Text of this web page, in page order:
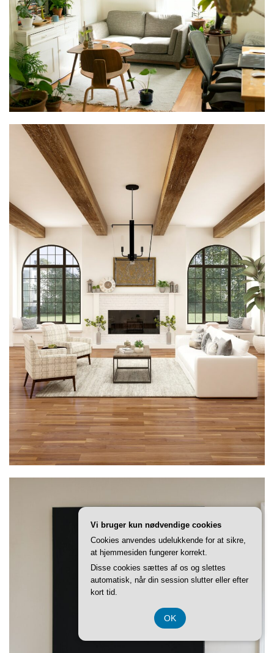
Vi bruger kun nødvendige cookies
Cookies anvendes udelukkende for at sikre,
at hjemmesiden fungerer korrekt.
Disse cookies sættes af os og slettes
automatisk, når din session slutter eller efter
kort tid.
OK